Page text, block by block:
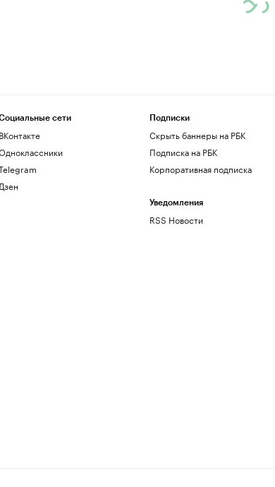
сети
ВКонтакте
Дзен
Подписки
Скрыть баннеры на РБК
Подписка на РБК
Корпоративная подписка
Уведомления
RSS Новости